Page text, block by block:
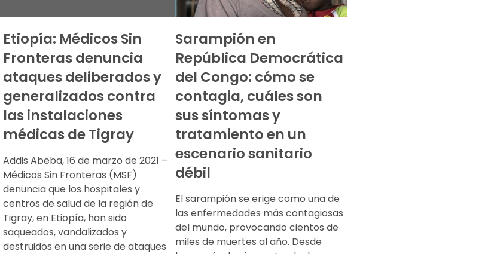
Etiopía: Médicos Sin
Fronteras denuncia
ataques deliberados y
generalizados contra
las instalaciones
médicas de Tigray
Addis Abeba, 16 de marzo de 2021 –
Médicos Sin Fronteras (MSF)
denuncia que los hospitales y
centros de salud de la región de
Tigray, en Etiopía, han sido
saqueados, vandalizados y
destruidos en una serie de ataques
Sarampión en
República Democrática
del Congo: cómo se
contagia, cuáles son
sus síntomas y
tratamiento en un
escenario sanitario
débil
El sarampión se erige como una de
las enfermedades más contagiosas
del mundo, provocando cientos de
miles de muertes al año. Desde